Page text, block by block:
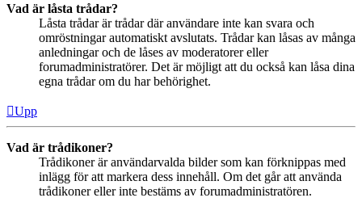
Vad är låsta trådar?
Låsta trådar är trådar där användare inte kan svara och
omröstningar automatiskt avslutats. Trådar kan låsas av många
anledningar och de låses av moderatorer eller
forumadministratörer. Det är möjligt att du också kan låsa dina
egna trådar om du har behörighet.
Upp
Vad är trådikoner?
Trådikoner är användarvalda bilder som kan förknippas med
inlägg för att markera dess innehåll. Om det går att använda
trådikoner eller inte bestäms av forumadministratören.